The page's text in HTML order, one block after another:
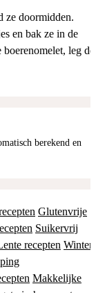
ze doormidden.
en bak ze in de
leg de
Glutenvrije
Suikervrij
recepten Winter
Makkelijke